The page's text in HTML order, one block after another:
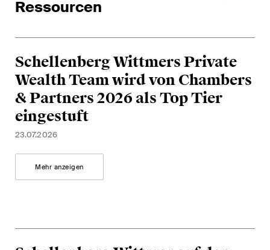
Ressourcen
Schellenberg Wittmers Private
Wealth Team wird von Chambers
& Partners 2026 als Top Tier
eingestuft
23.07.2026
Mehr anzeigen
Änderungen, wirtschaftliche
Entwicklungen und
gesellschaftliche Trends in der
Schweiz.
Ich habe die Datenschutzerklärung
uns akzeptiert*
DatenschutzerklärungundNutzungsbedingungen.